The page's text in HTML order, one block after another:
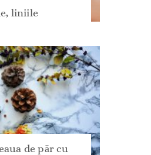
liniile
de păr cu